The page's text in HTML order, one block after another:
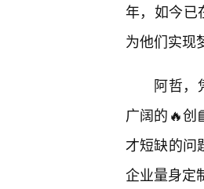
年，如今已
为他们实现
阿哲，
广阔的🔥创
才短缺的问
企业量身定